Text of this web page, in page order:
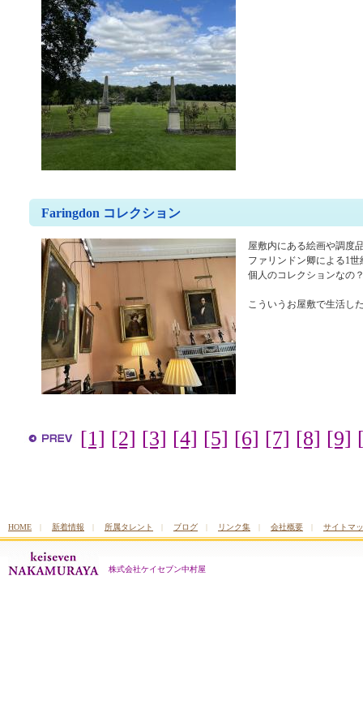
Faringdon コレクション
屋敷内にある絵画や調度
ファリンドン卿による1
個人のコレクションなの
こういうお屋敷で生活し
[1] [2] [3] [4] [5] [6] [7] [8] [9]
HOME | 新着情報 | 所属タレント | ブログ | リンク集 | 会社概要 | サイトマ
株式会社ケイセブン中村屋